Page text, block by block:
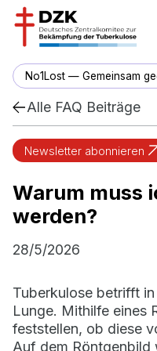
No1Lost — Gemeinsam
Alle FAQ Beiträge
Newsletter abonnieren
Warum muss
werden?
28/5/2026
Tuberkulose betrifft
Lunge. Mithilfe eines
feststellen, ob diese
Auf dem